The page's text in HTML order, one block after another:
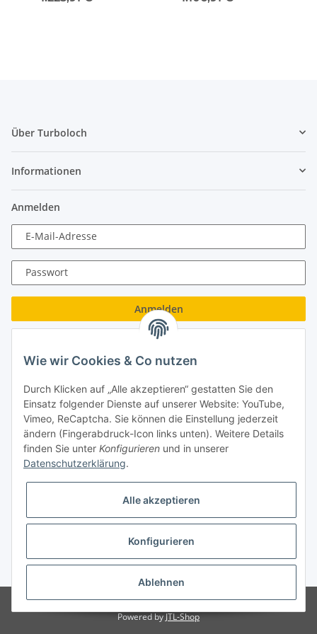
Über Turboloch
Informationen
Anmelden
E-Mail-Adresse
Passwort
Anmelden
Neu hier?Jetzt registrieren!
Turboloch GmbH
Almenweg 27
67256 Weisenheim am Sand
E-Mail: info@turboloch.de
Impressum
* Alle Preise inkl. gesetzlicher USt., zzgl.Versand
© Turboloch GmbH
Powered byJTL-Shop
Wie wir Cookies & Co nutzen
Durch Klicken auf „Alle akzeptieren“ gestatten Sie den
Einsatz folgender Dienste auf unserer Website: YouTube,
Vimeo, ReCaptcha. Sie können die Einstellung jederzeit
ändern (Fingerabdruck-Icon links unten). Weitere Details
finden Sie unter Konfigurieren und in unserer
Datenschutzerklärung.
Alle akzeptieren
Konfigurieren
Ablehnen